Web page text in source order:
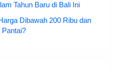
Tahun Baru di Bali Ini
Dibawah 200 Ribu dan
Pantai?